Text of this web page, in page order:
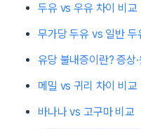
두유 vs 우유 차이 비교
무가당 두유 vs 일반 두
유당 불내증이란? 증상
메밀 vs 귀리 차이 비교
바나나 vs 고구마 비교